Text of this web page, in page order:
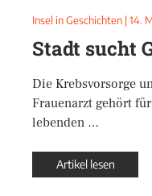
Insel in Geschichten | 14.
Stadt sucht
Die Krebsvorsorge
Frauenarzt gehört
lebenden …
Artikel lesen